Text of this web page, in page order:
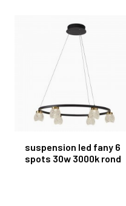
suspension led fany 6
spots 30w 3000k rond